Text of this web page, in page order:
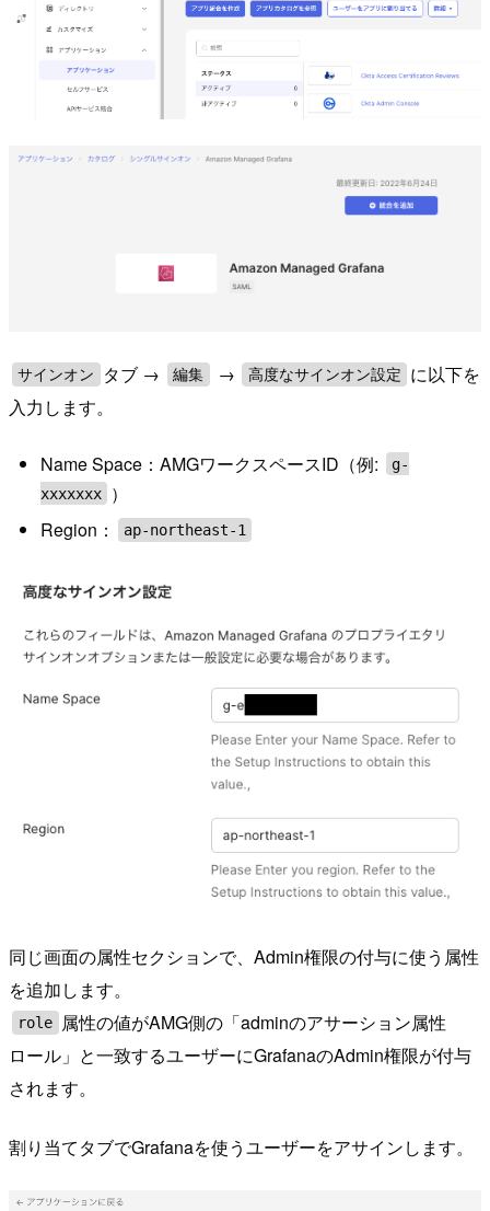
サインオン タブ → 編集 → 高度なサインオン設定
に以下を
入力します。
Name Space：AMGワークスペースID（例:
g-
xxxxxxx
）
Region：
ap-northeast-1
同じ画面の属性セクションで、Admin権限の付与に使う属性
を追加します。
role
属性の値がAMG側の「adminのアサーション属性
ロール」と一致するユーザーにGrafanaのAdmin権限が付与
されます。
割り当てタブでGrafanaを使うユーザーをアサインします。